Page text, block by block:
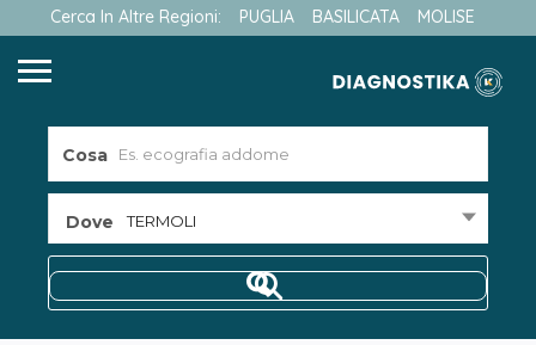
Cerca In Altre Regioni: PUGLIA BASILICATA MOLISE
Cosa
Dove TERMOLI